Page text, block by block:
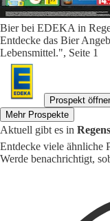
Bier bei EDEKA in
Entdecke das Bier
Lebensmittel.", Seite 1
Prospekt
Mehr Prospekte
Aktuell gibt es in
Entdecke viele ähnliche
Werde benachrichtigt,